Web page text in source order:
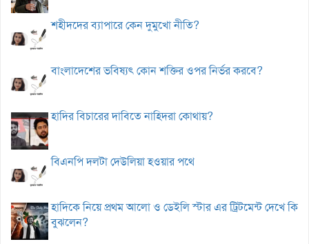
শহীদদের ব্যাপারে কেন দুমুখো নীতি?
বাংলাদেশের ভবিষ্যৎ কোন শক্তির ওপর নির্ভর করবে?
হাদির বিচারের দাবিতে নাহিদরা কোথায়?
বিএনপি দলটা দেউলিয়া হওয়ার পথে
হাদিকে নিয়ে প্রথম আলো ও ডেইলি স্টার এর ট্রিটমেন্ট দেখে কি
বুঝলেন?